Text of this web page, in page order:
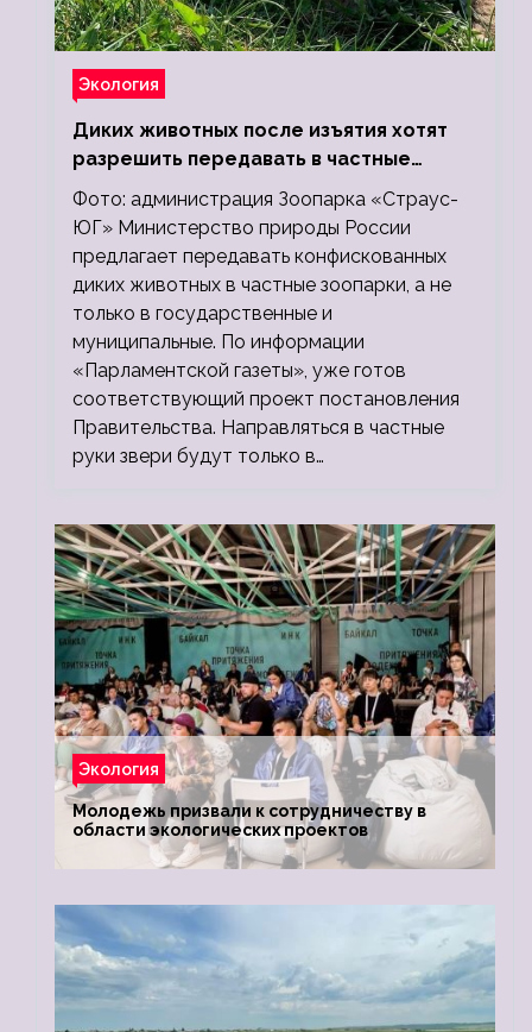
Экология
Диких животных после изъятия хотят
разрешить передавать в частные
зоопарки
Фото: администрация Зоопарка «Страус-
ЮГ» Министерство природы России
предлагает передавать конфискованных
диких животных в частные зоопарки, а не
только в государственные и
муниципальные. По информации
«Парламентской газеты», уже готов
соответствующий проект постановления
Правительства. Направляться в частные
руки звери будут только в…
Экология
Молодежь призвали к сотрудничеству в
области экологических проектов